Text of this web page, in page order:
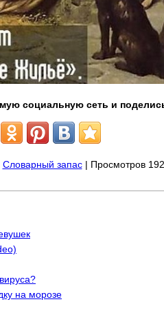
социальную сеть и
Словарный запас| Просмотров
на морозе